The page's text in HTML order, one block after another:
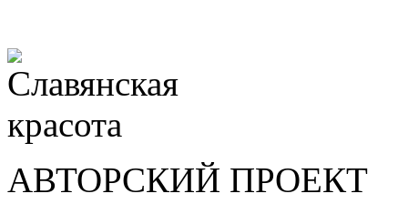
АВТОРСКИЙ ПРОЕКТ